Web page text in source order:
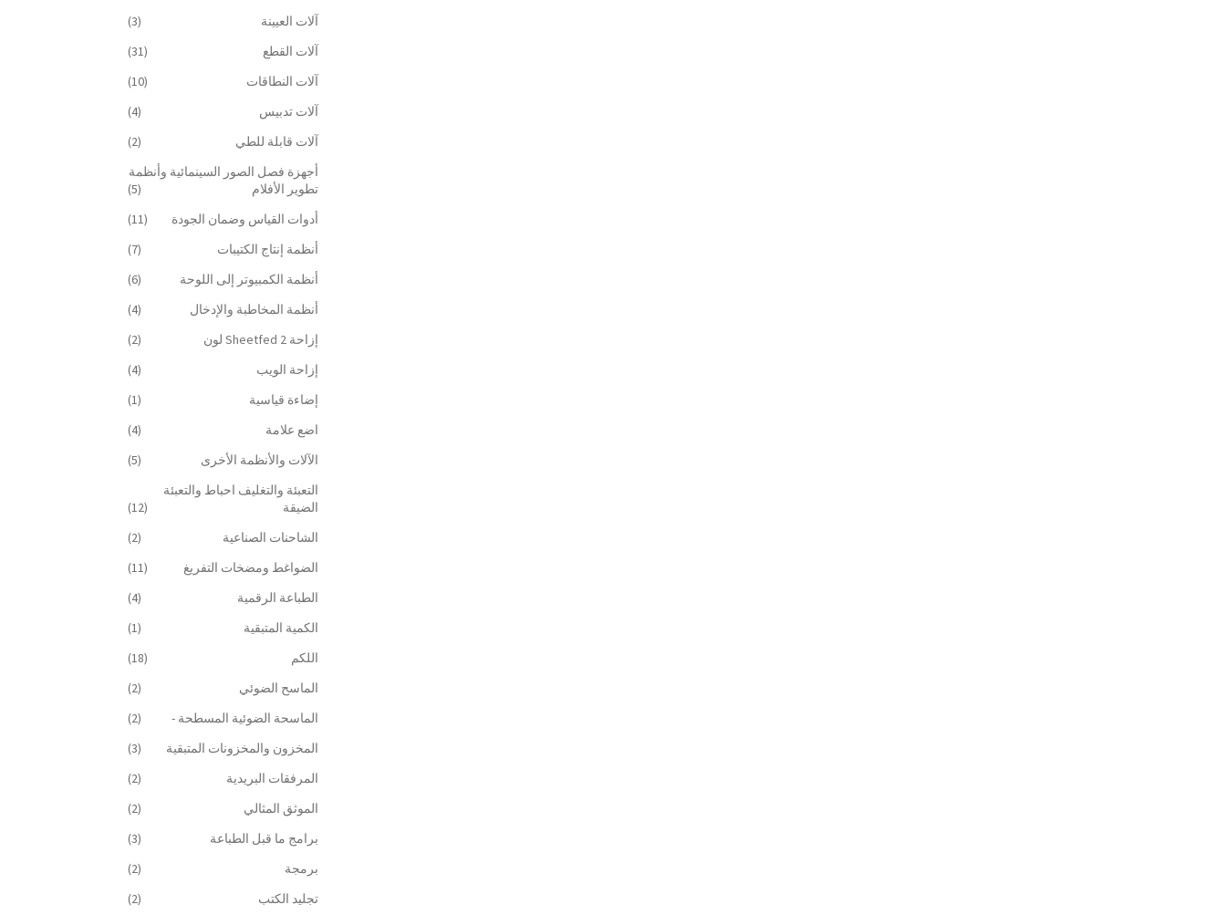
آلات العيينة
(3)
آلات القطع
(31)
آلات النطاقات
(10)
آلات تدبيس
(4)
آلات قابلة للطي
(2)
أجهزة فصل الصور السينمائية وأنظمة
تطوير الأفلام
(5)
أدوات القياس وضمان الجودة
(11)
أنظمة إنتاج الكتيبات
(7)
أنظمة الكمبيوتر إلى اللوحة
(6)
أنظمة المخاطبة والإدخال
(4)
إزاحة Sheetfed 2 لون
(2)
إزاحة الويب
(4)
إضاءة قياسية
(1)
اضع علامة
(4)
الآلات والأنظمة الأخرى
(5)
التعبئة والتغليف احباط والتعبئة
الضيقة
(12)
الشاحنات الصناعية
(2)
الضواغط ومضخات التفريغ
(11)
الطباعة الرقمية
(4)
الكمية المتبقية
(1)
اللكم
(18)
الماسح الضوئي
(2)
الماسحة الضوئية المسطحة -
(2)
المخزون والمخزونات المتبقية
(3)
المرفقات البريدية
(2)
الموثق المثالي
(2)
برامج ما قبل الطباعة
(3)
برمجة
(2)
تجليد الكتب
(2)